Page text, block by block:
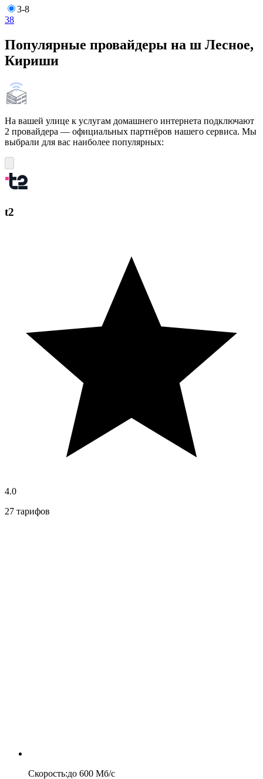
3-8
38
Популярные провайдеры на ш Лесное,
Кириши
На вашей улице к услугам домашнего интернета подключают
2 провайдера — официальных партнёров нашего сервиса. Мы
выбрали для вас наиболее популярных:
t2
4.0
27 тарифов
Скорость:до 600 Мб/c